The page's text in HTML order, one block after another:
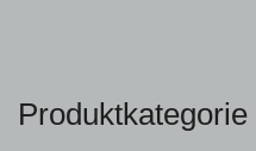
Produktkategorie